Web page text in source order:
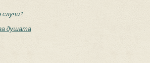
душата